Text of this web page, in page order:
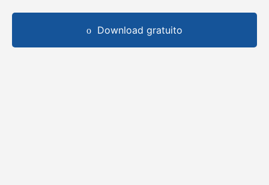
Download gratuito